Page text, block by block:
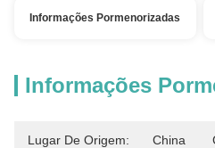
Informações Pormenorizadas
Informações
Lugar De Origem: China